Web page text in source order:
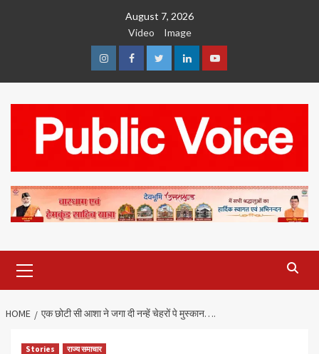
August 7, 2026
Video
Image
InstagramFacebookTwitterLinkedinYoutube
Menu
HOME एक छोटी सी आशा ने जगा दी नन्हें चेहरों पे मुस्कान….
Stories राज्य समाचार